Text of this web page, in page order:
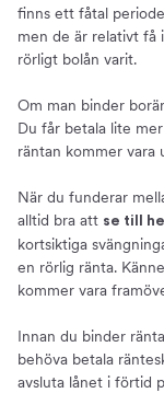
finns ett fåtal
men de är relativt få
rörligt bolån varit.
Om man binder
Du får betala lite
räntan kommer vara
När du funderar
alltid bra att se till
kortsiktiga
en rörlig ränta.
kommer vara
Innan du binder
behöva betala
avsluta lånet i förtid